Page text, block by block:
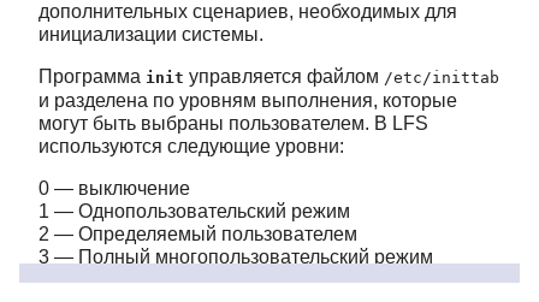
дополнительных сценариев, необходимых для
инициализации системы.
Программа init управляется файлом /etc/inittab
и разделена по уровням выполнения, которые
могут быть выбраны пользователем. В LFS
используются следующие уровни:
0 — выключение
1 — Однопользовательский режим
2 — Определяемый пользователем
3 — Полный многопользовательский режим
4 — Определяемый пользователем